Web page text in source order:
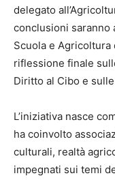
delegato
conclusioni saranno
Scuola e Agricoltura
riflessione finale
Diritto al Cibo e
L’iniziativa nasce
ha coinvolto
culturali, realtà
impegnati sui temi